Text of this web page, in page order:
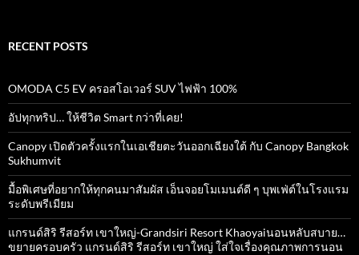
RECENT POSTS
OMODA C5 EV ครอสโอเวอร์ SUV ไฟฟ้า 100%
อัปทุกทริป… ให้ชีวิต Smart กว่าที่เคย!
Canopy เปิดตัวครั้งแรกในเอเชียตะวันออกเฉียงใต้ กับ Canopy Bangkok
Sukhumvit
มื้อพิเศษที่อยากให้ทุกคนมาสัมผัส เอ็นจอยโมเมนต์ดี ๆ บุพเฟ่ต์ในโรงแรม
ระดับพรีเมียม
แกรนด์สิริ​ รีสอร์ท​ เขาใหญ่​-Grandsiri​ Resort​ Khaoyaiนอนหลับสบาย…
ขยายครอบครัว แกรนด์สิริ รีสอร์ท เขาใหญ่ ใส่ใจเรื่องคุณภาพการนอน